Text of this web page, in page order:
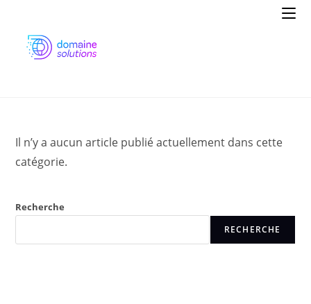
contenu
Il n’y a aucun article publié actuellement dans cette
catégorie.
Recherche
RECHERCHE